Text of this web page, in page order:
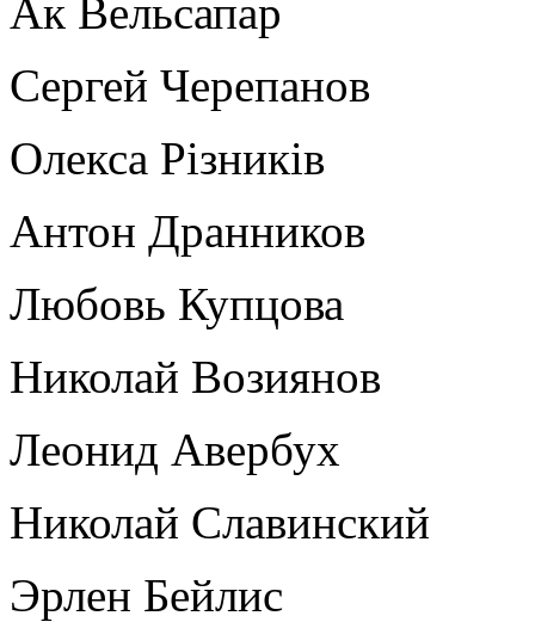
Ак Вельсапар
Сергей Черепанов
Олекса Рiзникiв
Антон Дранников
Любовь Купцова
Николай Возиянов
Леонид Авербух
Николай Славинский
Эрлен Бейлис